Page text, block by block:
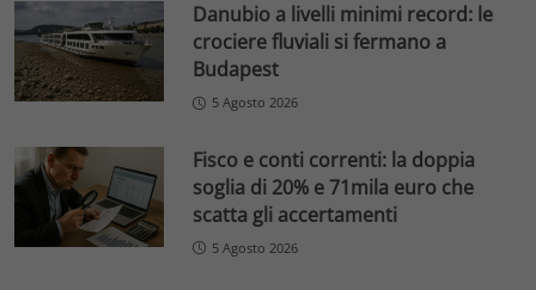
Danubio a livelli minimi record: le
crociere fluviali si fermano a
Budapest
5 Agosto 2026
Fisco e conti correnti: la doppia
soglia di 20% e 71mila euro che
scatta gli accertamenti
5 Agosto 2026